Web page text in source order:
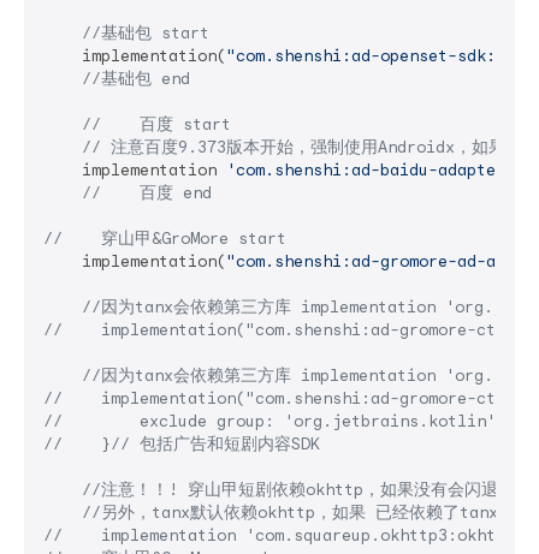
//基础包 start
    implementation(
"com.shenshi:ad-openset-
//基础包 end
//    百度 start
// 注意百度9.373版本开始，强制使用Androidx，如果使
    implementation
'com.shenshi:ad-baidu-
//    百度 end
//    穿山甲&GroMore start
    implementation(
"com.shenshi:ad-gromore-ad-
//因为tanx会依赖第三方库 implementation
//    implementation("com.shenshi:ad-gromore-ct-
//因为tanx会依赖第三方库 implementation
//    implementation("com.shenshi:ad-gromore-ct-
//        exclude group: 'org.jetbrains.kotlin',
//    }// 包括广告和短剧内容SDK
//注意！！! 穿山甲短剧依赖okhttp，如果没有会闪退，如
//另外，tanx默认依赖okhttp，如果 已经依赖了tanx，也
//    implementation